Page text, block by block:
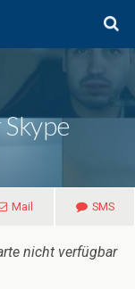
Mail SMS
nicht verfügbar